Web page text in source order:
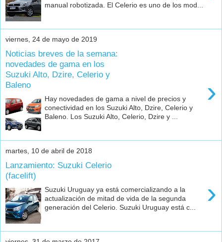
manual robotizada. El Celerio es uno de los mod...
viernes, 24 de mayo de 2019
Noticias breves de la semana:
novedades de gama en los
Suzuki Alto, Dzire, Celerio y
Baleno
›
Hay novedades de gama a nivel de precios y
conectividad en los Suzuki Alto, Dzire, Celerio y
Baleno. Los Suzuki Alto, Celerio, Dzire y ...
martes, 10 de abril de 2018
Lanzamiento: Suzuki Celerio
(facelift)
›
Suzuki Uruguay ya está comercializando a la
actualización de mitad de vida de la segunda
generación del Celerio. Suzuki Uruguay está c...